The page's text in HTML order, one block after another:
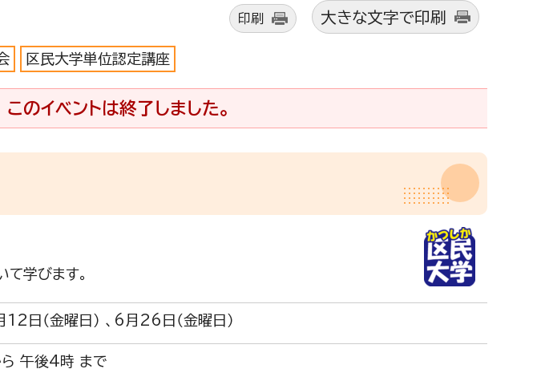
印刷 大きな文字で印刷
区民大学単位認定講座
このイベントは終了しました。
学びます。
日（金曜日） 、6月26日（金曜日）
午後4時 まで